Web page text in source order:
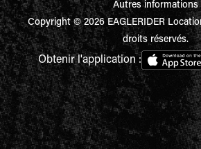
Autres informations
Copyright © 2026 EAGLERIDER
droits réservés.
Obtenir l'application :